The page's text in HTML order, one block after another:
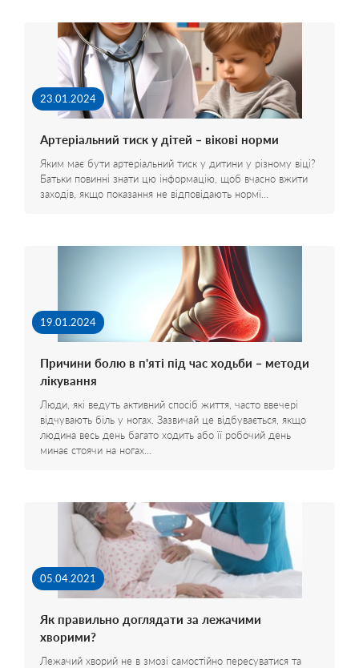
23.01.2024
Артеріальний тиск у дітей – вікові норми
Яким має бути артеріальний тиск у дитини у різному віці?
Батьки повинні знати цю інформацію, щоб вчасно вжити
заходів, якщо показання не відповідають нормі…
19.01.2024
Причини болю в п'яті під час ходьби – методи
лікування
Люди, які ведуть активний спосіб життя, часто ввечері
відчувають біль у ногах. Зазвичай це відбувається, якщо
людина весь день багато ходить або її робочий день
минає стоячи на ногах…
05.04.2021
Як правильно доглядати за лежачими
хворими?
Лежачий хворий не в змозі самостійно пересуватися та